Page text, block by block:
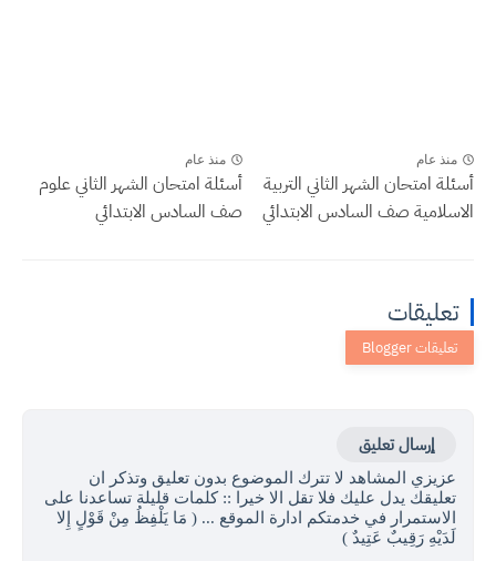
منذ عام
أسئلة امتحان الشهر الثاني التربية
الاسلامية صف السادس الابتدائي
منذ عام
أسئلة امتحان الشهر الثاني علوم
صف السادس الابتدائي
تعليقات
إرسال تعليق
عزيزي المشاهد لا تترك الموضوع بدون تعليق وتذكر ان
تعليقك يدل عليك فلا تقل الا خيرا :: كلمات قليلة تساعدنا على
الاستمرار في خدمتكم ادارة الموقع ... ( مَا يَلْفِظُ مِنْ قَوْلٍ إِلا
لَدَيْهِ رَقِيبٌ عَتِيدٌ )